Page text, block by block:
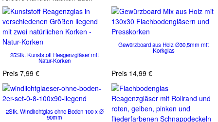
25Stk. Kunststoff Reagenzgläser mit
Natur-Korken
Preis 7,99 €
Gewürzboard aus Holz Ø30,5mm mit
Korkglas
Preis 14,99 €
2Stk. Windlichtglas ohne Boden 100 x Ø
90mm